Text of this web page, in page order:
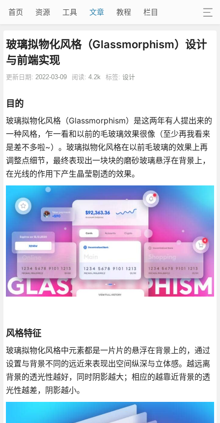
首页 资源 工具 文章 教程 栏目
玻璃拟物化风格（Glassmorphism）设计
与前端实现
更新日期: 2022-03-09 阅读: 4.2k 标签: 设计
目的
玻璃拟物化风格（Glassmorphism）是这两年有人提出来的
一种风格，乍一看和以前的毛玻璃效果很像（至少再我看来
是差不多啦~）。玻璃拟物化风格在以前毛玻璃的效果上再
调整点细节，最终表现出一块块的磨砂玻璃悬浮在背景上，
在光线的作用下产生晶莹剔透的效果。
风格特征
玻璃拟物化风格中元素都是一片片的悬浮在背景上的，通过
设置与背景不同的远近来表现出空间纵深与立体感。越远离
背景的透光性越好，同时阴影越大；相应的越靠近背景的透
光性越差，阴影越小。